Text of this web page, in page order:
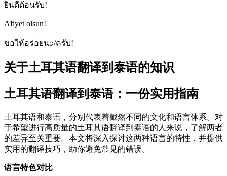
ยินดีต้อนรับ!
Afiyet olsun!
ขอให้อร่อยนะ/ครับ!
关于土耳其语翻译到泰语的知识
土耳其语翻译到泰语：一份实用指南
土耳其语和泰语，分别代表着截然不同的文化和语言体系。对
于希望进行高质量的土耳其语翻译到泰语的人来说，了解两者
的差异至关重要。本文将深入探讨这两种语言的特性，并提供
实用的翻译技巧，助你避免常见的错误。
语言特色对比